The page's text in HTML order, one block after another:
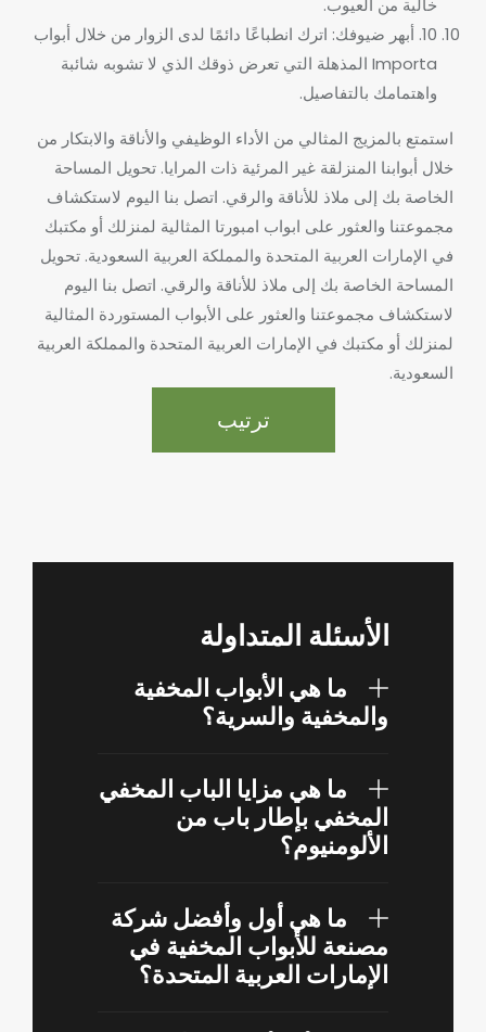
10. أبهر ضيوفك: اترك انطباعًا دائمًا لدى الزوار من خلال أبواب
Importa المذهلة التي تعرض ذوقك الذي لا تشوبه شائبة
واهتمامك بالتفاصيل.
استمتع بالمزيج المثالي من الأداء الوظيفي والأناقة والابتكار من
خلال أبوابنا المنزلقة غير المرئية ذات المرايا. تحويل المساحة
الخاصة بك إلى ملاذ للأناقة والرقي. اتصل بنا اليوم لاستكشاف
مجموعتنا والعثور على ابواب امبورتا المثالية لمنزلك أو مكتبك
في الإمارات العربية المتحدة والمملكة العربية السعودية. تحويل
المساحة الخاصة بك إلى ملاذ للأناقة والرقي. اتصل بنا اليوم
لاستكشاف مجموعتنا والعثور على الأبواب المستوردة المثالية
لمنزلك أو مكتبك في الإمارات العربية المتحدة والمملكة العربية
السعودية.
ترتيب
الأسئلة المتداولة
ما هي الأبواب المخفية
والمخفية والسرية؟
ما هي مزايا الباب المخفي
المخفي بإطار باب من
الألومنيوم؟
ما هي أول وأفضل شركة
مصنعة للأبواب المخفية في
الإمارات العربية المتحدة؟